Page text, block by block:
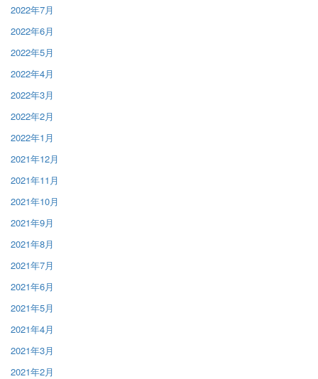
2022年7月
2022年6月
2022年5月
2022年4月
2022年3月
2022年2月
2022年1月
2021年12月
2021年11月
2021年10月
2021年9月
2021年8月
2021年7月
2021年6月
2021年5月
2021年4月
2021年3月
2021年2月